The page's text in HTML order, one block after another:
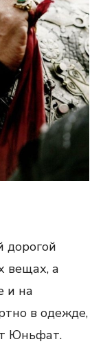
дорогой
вещах, а
и на
в одежде,
Юньфат.